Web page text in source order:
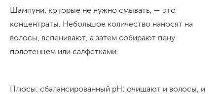
Шампуни, которые не нужно смывать, — это
концентраты. Небольшое количество наносят на
волосы, вспенивают, а затем собирают пену
полотенцем или салфетками.
Плюсы: сбалансированный pH; очищают и волосы, и